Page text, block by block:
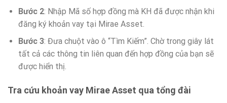
Bước 2: Nhập Mã số hợp đồng mà KH đã được nhận khi
đăng ký khoản vay tại Mirae Asset.
Bước 3: Đưa chuột vào ô “Tìm Kiếm”. Chờ trong giây lát
tất cả các thông tin liên quan đến hợp đồng của bạn sẽ
được hiển thị.
Tra cứu khoản vay Mirae Asset qua tổng đài